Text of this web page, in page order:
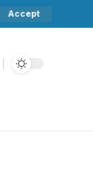
Accept